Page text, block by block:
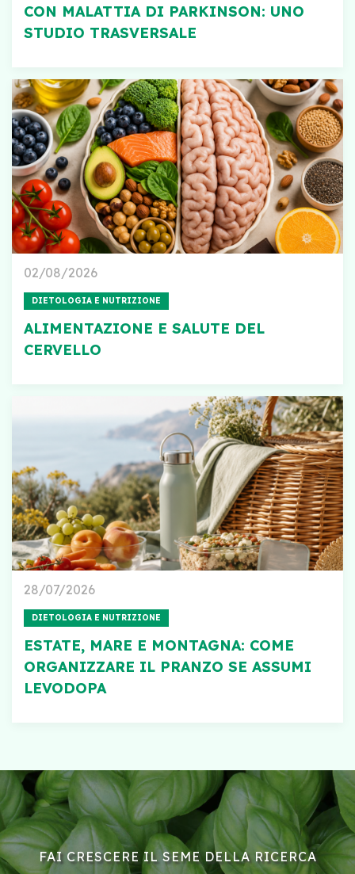
CON MALATTIA DI PARKINSON: UNO
STUDIO TRASVERSALE
02/08/2026
DIETOLOGIA E NUTRIZIONE
ALIMENTAZIONE E SALUTE DEL
CERVELLO
28/07/2026
DIETOLOGIA E NUTRIZIONE
ESTATE, MARE E MONTAGNA: COME
ORGANIZZARE IL PRANZO SE ASSUMI
LEVODOPA
FAI CRESCERE IL SEME DELLA RICERCA